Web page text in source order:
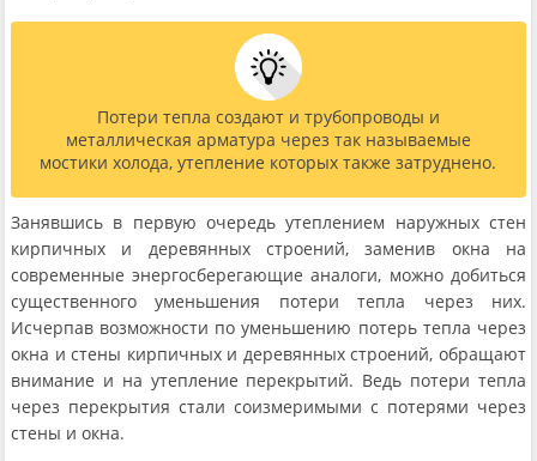
Потери тепла создают и трубопроводы и
металлическая арматура через так называемые
мостики холода, утепление которых также затруднено.
Занявшись в первую очередь утеплением наружных стен
кирпичных и деревянных строений, заменив окна на
современные энергосберегающие аналоги, можно добиться
существенного уменьшения потери тепла через них.
Исчерпав возможности по уменьшению потерь тепла через
окна и стены кирпичных и деревянных строений, обращают
внимание и на утепление перекрытий. Ведь потери тепла
через перекрытия стали соизмеримыми с потерями через
стены и окна.